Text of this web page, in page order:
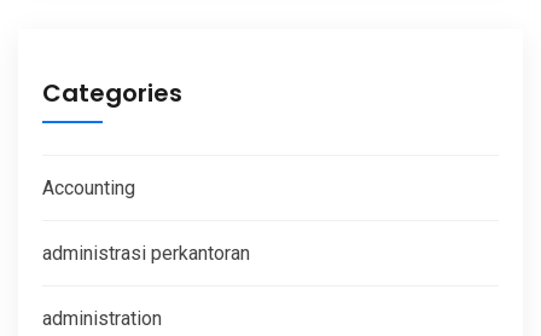
Categories
Accounting
administrasi perkantoran
administration